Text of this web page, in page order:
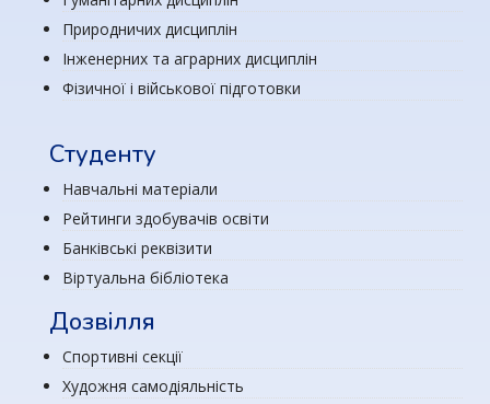
Природничих дисциплін
Інженерних та аграрних дисциплін
Фізичної і військової підготовки
Студенту
Навчальні матеріали
Рейтинги здобувачів освіти
Банківські реквізити
Віртуальна бібліотека
Дозвілля
Спортивні секції
Художня самодіяльність